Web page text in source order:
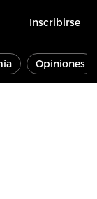
Inscribirse
Opiniones